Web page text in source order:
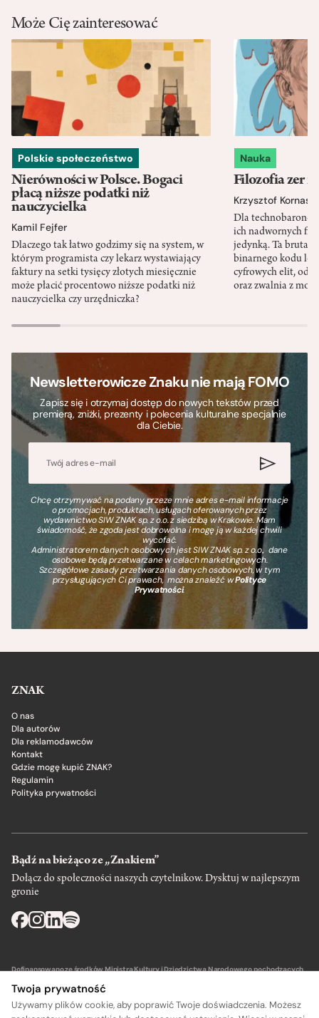
Może Cię zainteresować
Polskie społeczeństwo
Nierówności w Polsce. Bogaci
płacą niższe podatki niż
nauczycielka
Kamil Fejfer
Dlaczego tak łatwo godzimy się na system, w
którym programista czy lekarz wystawiający
faktury na setki tysięcy złotych miesięcznie
może płacić procentowo niższe podatki niż
nauczycielka czy urzędniczka?
Nauka
Filozofia zer i
Krzysztof Kornas
Dla
ich nadwornych
jedynką. Ta
binarnego kodu
cyfrowych elit,
oraz zwalnia z
Newsletterowicze Znaku nie mają FOMO
Zapisz się i otrzymaj dostęp do nowych tekstów przed
premierą, zniżki, prezenty i polecenia kulturalne specjalnie
dla Ciebie.
Chcę otrzymywać na podany przeze mnie adres e-mail informacje
o promocjach, produktach, usługach oferowanych przez
wydawnictwo SIW ZNAK sp. z o.o. z siedzibą w Krakowie. Mam
świadomość, że zgoda jest dobrowolna i mogę ją w każdej chwili
wycofać.
Administratorem danych osobowych jest SIW ZNAK sp. z o.o., dane
osobowe będą przetwarzane w celach marketingowych.
Szczegółowe zasady przetwarzania danych osobowych, w tym
przysługujących Ci prawach, można znaleźć wPolityce
Prywatności.
ZNAK
O nas
Dla autorów
Dla reklamodawców
Kontakt
Gdzie mogę kupić ZNAK?
Regulamin
Polityka prywatności
Bądź na bieżąco ze „Znakiem”
Dołącz do społeczności naszych czytelnikow. Dysktuj w najlepszym
gronie
Dofinansowano ze środków Ministra Kultury i Dziedzictwa Narodowego pochodzących
Twoja prywatność
Używamy plików cookie, aby poprawić Twoje doświadczenia. Możesz